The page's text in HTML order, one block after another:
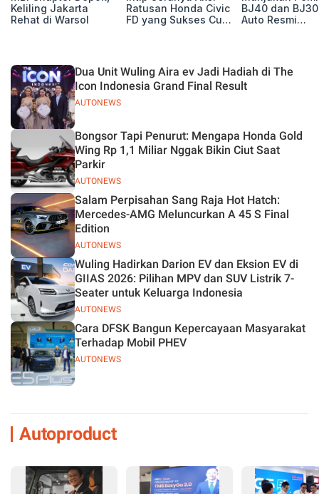
Keliling Jakarta
Rehat di Warsol
Ratusan Honda Civic
FD yang Sukses Curi
BJ40 dan
Auto Resmi
AUTONEWS
Dua Unit Wuling Aira ev Jadi Hadiah di The
Icon Indonesia Grand Final Result
AUTONEWS
Bongsor Tapi Penurut: Mengapa Honda Gold
Wing Rp 1,1 Miliar Nggak Bikin Ciut Saat
Parkir
AUTONEWS
Salam Perpisahan Sang Raja Hot Hatch:
Mercedes-AMG Meluncurkan A 45 S Final
Edition
AUTONEWS
Wuling Hadirkan Darion EV dan Eksion EV di
GIIAS 2026: Pilihan MPV dan SUV Listrik 7-
Seater untuk Keluarga Indonesia
AUTONEWS
Cara DFSK Bangun Kepercayaan Masyarakat
Terhadap Mobil PHEV
Autoproduct